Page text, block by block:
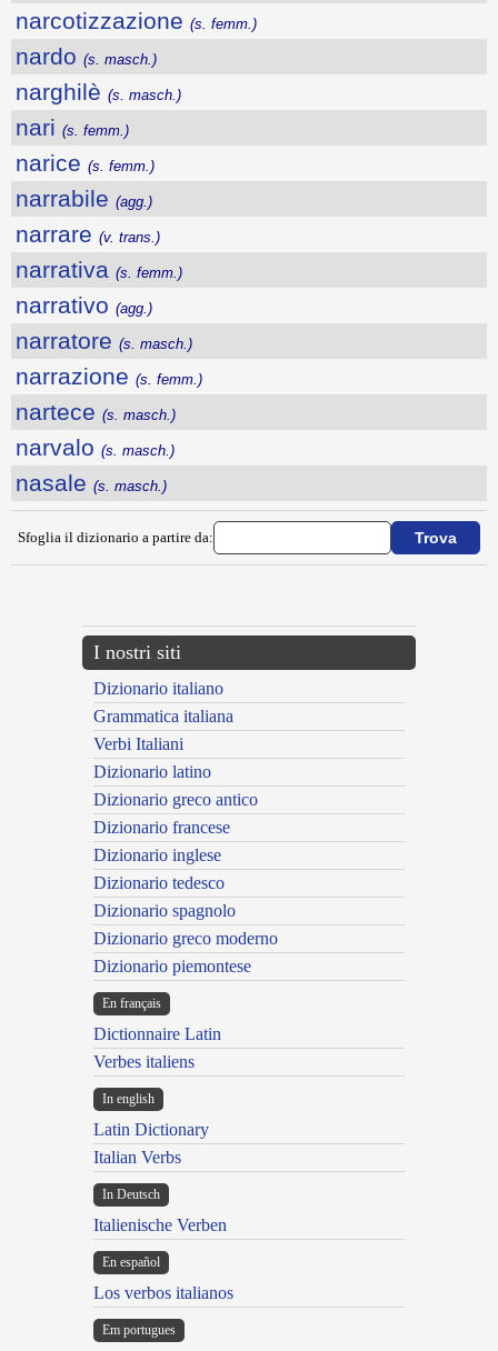
narcotizzazione (s. femm.)
nardo (s. masch.)
narghilè (s. masch.)
nari (s. femm.)
narice (s. femm.)
narrabile (agg.)
narrare (v. trans.)
narrativa (s. femm.)
narrativo (agg.)
narratore (s. masch.)
narrazione (s. femm.)
nartece (s. masch.)
narvalo (s. masch.)
nasale (s. masch.)
Sfoglia il dizionario a partire da:
I nostri siti
Dizionario italiano
Grammatica italiana
Verbi Italiani
Dizionario latino
Dizionario greco antico
Dizionario francese
Dizionario inglese
Dizionario tedesco
Dizionario spagnolo
Dizionario greco moderno
Dizionario piemontese
En français
Dictionnaire Latin
Verbes italiens
In english
Latin Dictionary
Italian Verbs
In Deutsch
Italienische Verben
En español
Los verbos italianos
Em portugues